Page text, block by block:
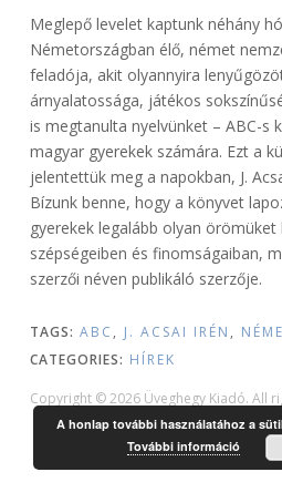
Meglepő levelet kaptunk néhány
Németországban élő, német
feladója, akit olyannyira
árnyalatossága, játékos
is megtanulta nyelvünket – ABC-s
magyar gyerekek számára. Ezt a
jelentettük meg a napokban, J.
Bízunk benne, hogy a könyvet
gyerekek legalább olyan örömüket
szépségeiben és finomságaiban,
szerzői néven publikáló szerzője.
TAGS: ABC , J. ACSAI IRÉN ,
CATEGORIES: HÍREK
Copyright © 2026 Üveghegy Kiadó. All
A honlap további használatához a
További információ